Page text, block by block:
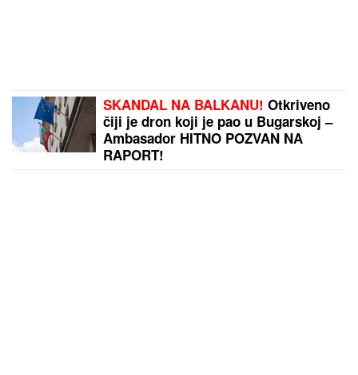
SKANDAL NA BALKANU! Otkriveno
čiji je dron koji je pao u Bugarskoj –
Ambasador HITNO POZVAN NA
RAPORT!